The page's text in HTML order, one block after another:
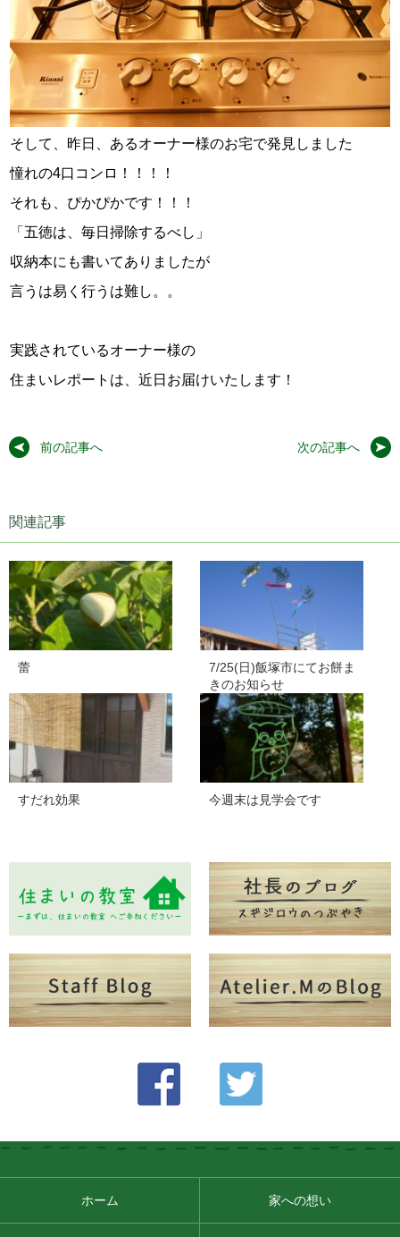
そして、昨日、あるオーナー様のお宅で発見しました
憧れの4口コンロ！！！！
それも、ぴかぴかです！！！
「五徳は、毎日掃除するべし」
収納本にも書いてありましたが
言うは易く行うは難し。。
実践されているオーナー様の
住まいレポートは、近日お届けいたします！
前の記事へ 次の記事へ
関連記事
蕾
7/25(日)飯塚市にてお餅ま
きのお知らせ
すだれ効果 今週末は見学会です
ホーム 家への想い